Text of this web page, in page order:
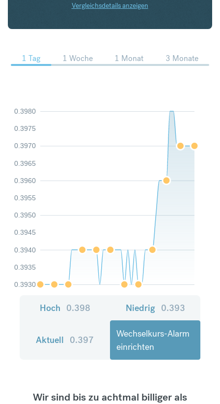
Vergleichsdetails anzeigen
ZAR in DKK Trends
1 Tag 1 Woche 1 Monat 3 Monate
0.3930
0.3935
0.3940
0.3945
0.3950
0.3955
0.3960
0.3965
0.3970
0.3975
0.3980
Hoch 0.398 Niedrig 0.393
Aktuell 0.397
Wechselkurs-Alarm
einrichten
Wir sind bis zu achtmal billiger als